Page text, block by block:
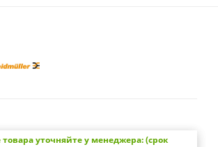
уточняйте у менеджера: (срок